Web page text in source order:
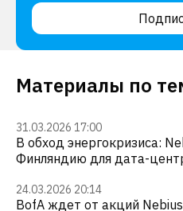
Материалы по
31.03.2026 17:00
В обход энергокризиса:
Финляндию для дата-
24.03.2026 20:14
BofA ждет от акций